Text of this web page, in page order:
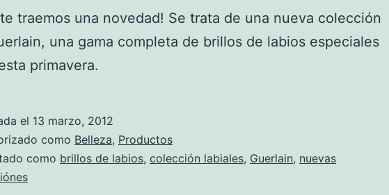
te traemos una novedad! Se trata de una nueva colección
una gama completa de brillos de labios especiales
primavera.
el 13 marzo, 2012
como Belleza, Productos
como brillos de labios, colección labiales, Guerlain, nuevas